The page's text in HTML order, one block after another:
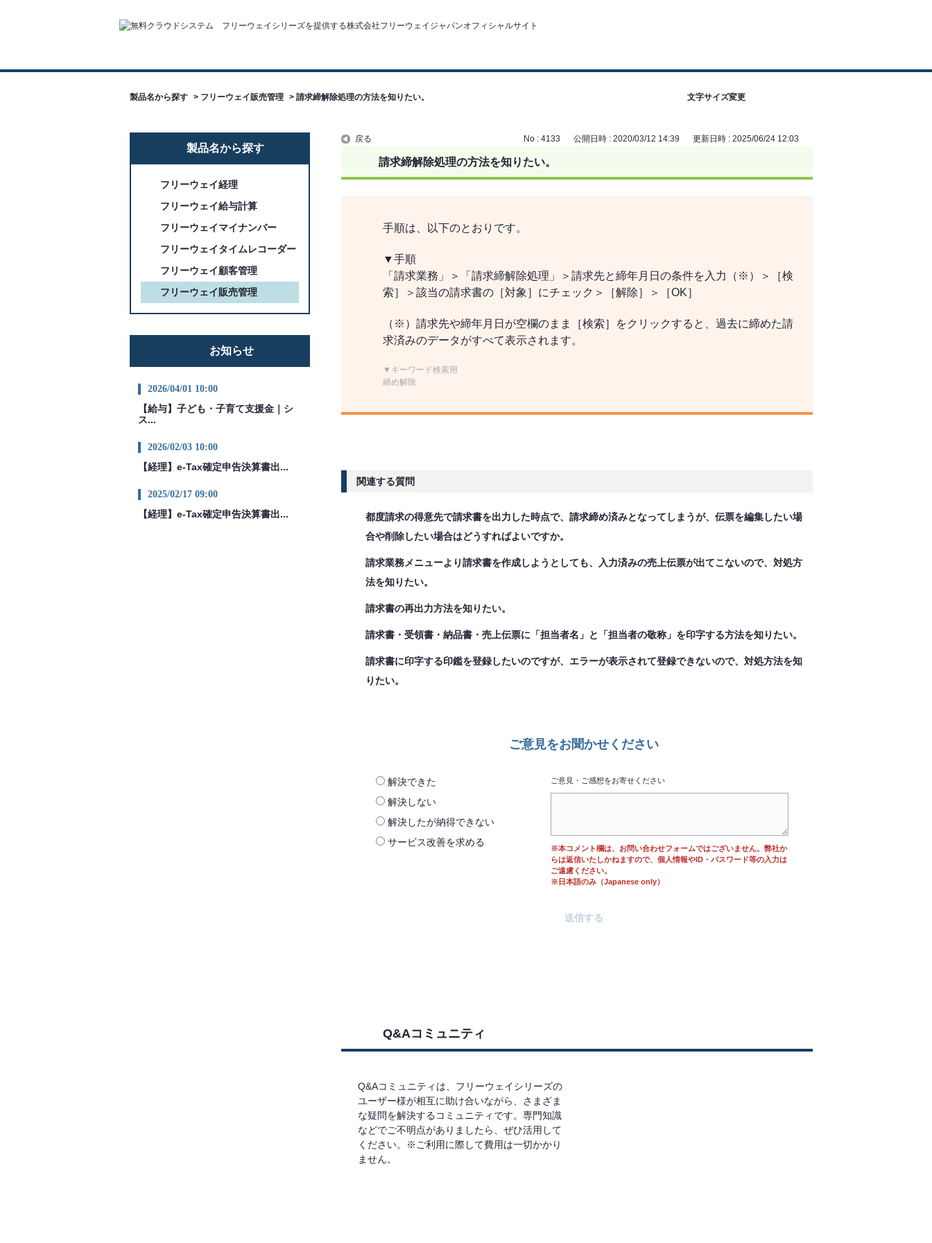
文字サイズ変更
製品名から探す > フリーウェイ販売管理 > 請求締解除処理の方法を知りたい。
製品名から探す
フリーウェイ経理
フリーウェイ給与計算
フリーウェイマイナンバー
フリーウェイタイムレコーダー
フリーウェイ顧客管理
フリーウェイ販売管理
お知らせ
2026/04/01 10:00
【給与】子ども・子育て支援金｜シ
ス...
2026/02/03 10:00
【経理】e-Tax確定申告決算書出...
2025/02/17 09:00
【経理】e-Tax確定申告決算書出...
戻る No : 4133 公開日時 : 2020/03/12 14:39 更新日時 : 2025/06/24 12:03
請求締解除処理の方法を知りたい。
手順は、以下のとおりです。
▼手順
「請求業務」＞「請求締解除処理」＞請求先と締年月日の条件を入力（※）＞［検
索］＞該当の請求書の［対象］にチェック＞［解除］＞［OK］
（※）請求先や締年月日が空欄のまま［検索］をクリックすると、過去に締めた請
求済みのデータがすべて表示されます。
▼キーワード検索用
締め解除
関連する質問
都度請求の得意先で請求書を出力した時点で、請求締め済みとなってしまうが、伝票を編集したい場
合や削除したい場合はどうすればよいですか。
請求業務メニューより請求書を作成しようとしても、入力済みの売上伝票が出てこないので、対処方
法を知りたい。
請求書の再出力方法を知りたい。
請求書・受領書・納品書・売上伝票に「担当者名」と「担当者の敬称」を印字する方法を知りたい。
請求書に印字する印鑑を登録したいのですが、エラーが表示されて登録できないので、対処方法を知
りたい。
ご意見をお聞かせください
解決できた
解決しない
解決したが納得できない
サービス改善を求める
ご意見・ご感想をお寄せください
※本コメント欄は、お問い合わせフォームではございません。弊社か
らは返信いたしかねますので、個人情報やID・パスワード等の入力は
ご遠慮ください。
※日本語のみ（Japanese only）
Q&Aコミュニティ
Q&Aコミュニティは、フリーウェイシリーズの
ユーザー様が相互に助け合いながら、さまざま
な疑問を解決するコミュニティです。専門知識
などでご不明点がありましたら、ぜひ活用して
ください。※ご利用に際して費用は一切かかり
ません。